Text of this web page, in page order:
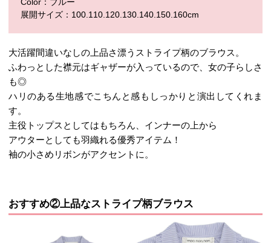
Color：ブルー
展開サイズ：100.110.120.130.140.150.160cm
大活躍間違いなしの上品さ漂うストライプ柄のブラウス。
ふわっとした襟元はギャザーが入っているので、女の子らしさ
も◎
ハリのある生地感でこちんと感もしっかりと演出してくれま
す。
主役トップスとしてはもちろん、インナーの上から
アウターとしても羽織れる優秀アイテム！
袖の小さめリボンがアクセントに。
おすすめ②上品なストライプ柄ブラウス